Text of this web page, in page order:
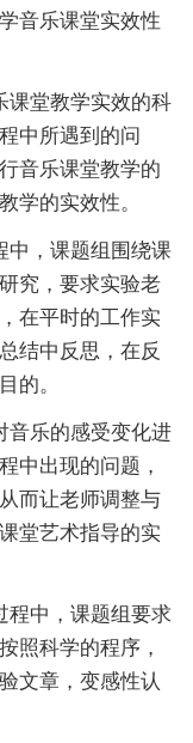
音乐课堂实效性
课堂教学实效的科
中所遇到的问
音乐课堂教学的
学的实效性。
中，课题组围绕课
究，要求实验老
在平时的工作实
结中反思，在反
的。
音乐的感受变化进
中出现的问题，
而让老师调整与
堂艺术指导的实
程中，课题组要求
照科学的程序，
文章，变感性认